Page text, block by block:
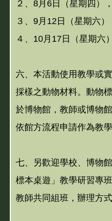
２、8月6日（星期四）
３、9月12日（星期六）
４、10月17日（星期六
六、本活動使用教學或
採樣之動物材料。動物
於博物館，教師或博物
依館方流程申請作為教學
七、另歡迎學校、博物
標本桌遊」教學研習專
教師共同組班，辦理方